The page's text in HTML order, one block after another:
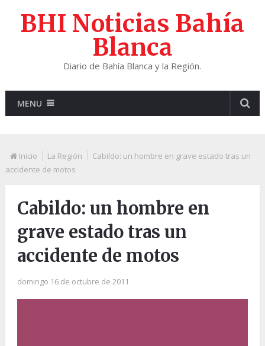
BHI Noticias Bahía
Blanca
Diario de Bahía Blanca y la Región.
MENU
Inicio La Región
Cabildo: un hombre en grave estado tras un
accidente de motos
Cabildo: un hombre en
grave estado tras un
accidente de motos
domingo 16 de octubre de 2011